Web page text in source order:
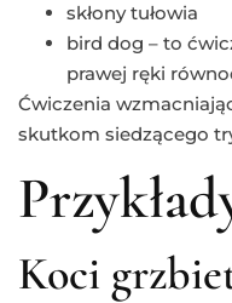
skłony tułowia
bird dog – to
prawej ręki
Ćwiczenia
skutkom siedzącego
Koci